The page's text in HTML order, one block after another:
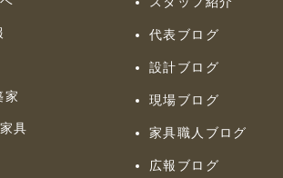
家
具
代表ブログ
設計ブログ
現場ブログ
家具職人ブログ
広報ブログ